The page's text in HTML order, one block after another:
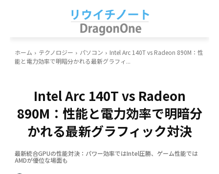
ホーム テクノロジー パソコン
Intel Arc 140T vs Radeon 890M：性
能と電力効率で明暗分かれる最新グラフィ...
Intel Arc 140T vs Radeon
890M：性能と電力効率で明暗分
かれる最新グラフィック対決
最新統合GPUの性能対決：パワー効率ではIntel圧勝、ゲーム性能では
AMDが優位な場面も